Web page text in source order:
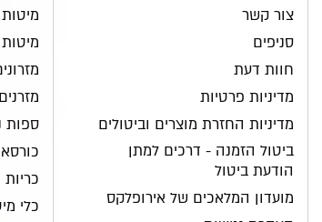
צור קשר
סניפים
חוות דעת
מדיניות פרטיות
מדיניות החזרת מוצרים וביטולים
ביטול הזמנה - דרכים למתן
הודעת ביטול
מועדון המלאכים של אירופלקס
ספות
כריות
כלי